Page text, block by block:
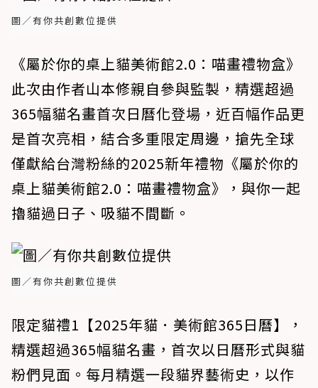
圖／有你共創數位提供
《屬於你的桌上貓美術館2.0：喵畫禮物盒》
此次由作者山本修親自參與監製，精選超過
365幅貓名畫首次日曆化登場，近百幅作品更
是首次亮相，結合多重限定周邊，搶先全球
僅獻給台灣粉絲的2025新年禮物《屬於你的
桌上貓美術館2.0：喵畫禮物盒》，與你一起
擼貓過日子、吸貓不間斷。
圖／有你共創數位提供
限定貓禮1【2025年貓．美術館365日曆】，
精選超過365幅貓名畫，首次以日曆形式與貓
粉們見面。每月精選一段貓界藝術史，以作